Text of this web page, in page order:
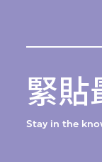
緊貼
Stay in the